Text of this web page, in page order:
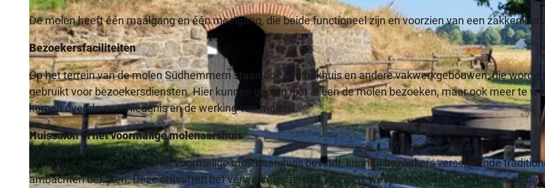
De molen heeft één maalgang en één meelgang, die beide functioneel zijn en voorzien van een zakkenkast.
Bezoekersfaciliteiten
Op het terrein van de molen Südhemmern staan ook een bakhuis en andere vakwerkgebouwen, die worden
gebruikt voor bezoekersdiensten. Hier kunnen gasten niet alleen de molen bezoeken, maar ook meer te
komen over de geschiedenis en de werking van molens.
Huissalon in het voormalige molenaarshuis
In de huissalon, die zich in het voormalige molenaarshuis bevindt, kunnen bezoekers verschillende
ambachten bekijken. Deze omvatten het verwerken van vlas, spinnen, weven, het slaan van reepjes en het